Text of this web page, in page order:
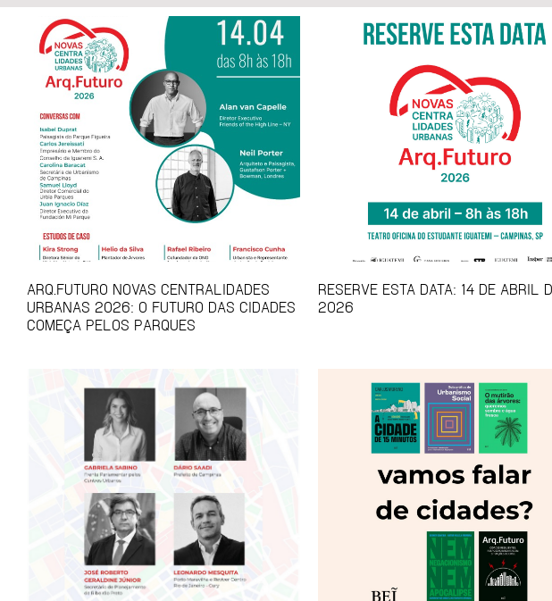
ARQ.FUTURO NOVAS CENTRALIDADES
URBANAS 2026: O FUTURO DAS CIDADES
COMEÇA PELOS PARQUES
RESERVE ESTA DATA: 14 DE ABRIL
2026